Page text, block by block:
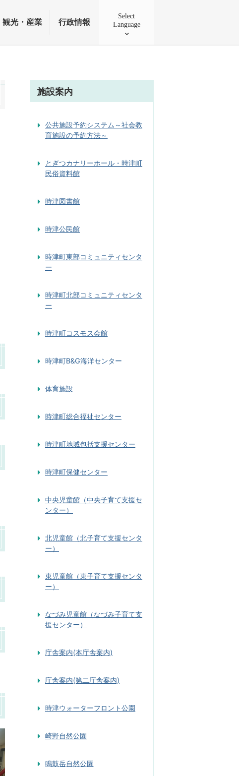
観光・産業 行政情報
Select
Language
施設案内
公共施設予約システム～社会教
育施設の予約方法～
とぎつカナリーホール・時津町
民俗資料館
時津図書館
時津公民館
時津町東部コミュニティセンタ
ー
時津町北部コミュニティセンタ
ー
時津町コスモス会館
時津町B&G海洋センター
体育施設
時津町総合福祉センター
時津町地域包括支援センター
時津町保健センター
中央児童館（中央子育て支援セ
ンター）
北児童館（北子育て支援センタ
ー）
東児童館（東子育て支援センタ
ー）
なづみ児童館（なづみ子育て支
援センター）
庁舎案内(本庁舎案内)
庁舎案内(第二庁舎案内)
時津ウォーターフロント公園
崎野自然公園
鳴鼓岳自然公園